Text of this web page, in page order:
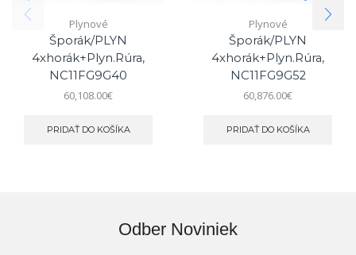
Plynové
Šporák/PLYN
4xhorák+plyn.rúra,
NC11FG9G40
60,108.00€
PRIDAŤ DO KOŠÍKA
Plynové
Šporák/PLYN
4xhorák+plyn.rúra,
NC11FG9G52
60,876.00€
PRIDAŤ DO KOŠÍKA
Odber Noviniek